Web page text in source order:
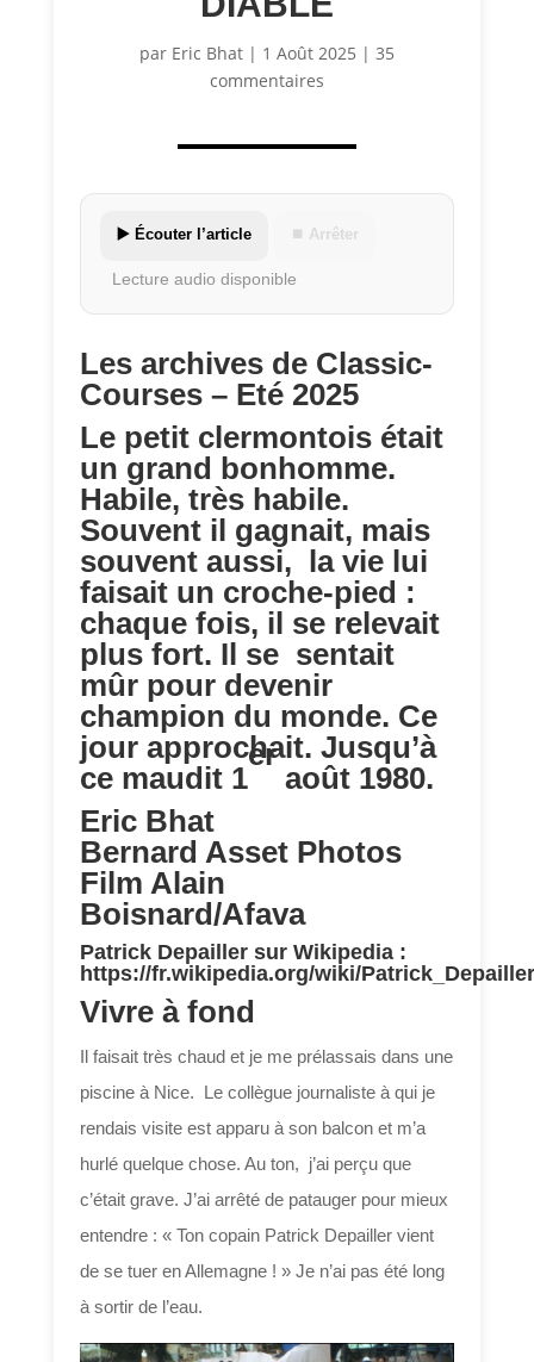
par Eric Bhat| 1 Août 2025 | 35
commentaires
▶️ Écouter l’article ⏹ Arrêter
Lecture audio disponible
Les archives de Classic-
Courses – Eté 2025
Le petit clermontois était
un grand bonhomme.
Habile, très habile.
Souvent il gagnait, mais
souvent aussi, la vie lui
faisait un croche-pied :
chaque fois, il se relevait
plus fort. Il se sentait
mûr pour devenir
champion du monde. Ce
jour approchait. Jusqu’à
ce maudit 1
er
août 1980.
Eric Bhat
Bernard Asset Photos
Film Alain
Boisnard/Afava
Patrick Depailler sur Wikipedia :
https://fr.wikipedia.org/wiki/
Vivre à fond
Il faisait très chaud et je me prélassais dans une
piscine à Nice. Le collègue journaliste à qui je
rendais visite est apparu à son balcon et m’a
hurlé quelque chose. Au ton, j’ai perçu que
c’était grave. J’ai arrêté de patauger pour mieux
entendre : « Ton copain Patrick Depailler vient
de se tuer en Allemagne ! » Je n’ai pas été long
à sortir de l’eau.